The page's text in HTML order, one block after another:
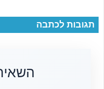
תגובות לכתבה